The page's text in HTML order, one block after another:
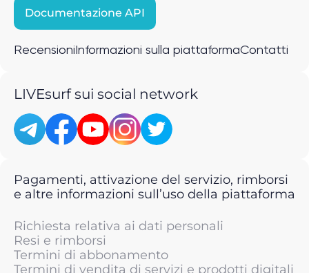
Documentazione API
Recensioni Informazioni sulla piattaformaContatti
LIVEsurf sui social network
Pagamenti, attivazione del servizio, rimborsi
e altre informazioni sull’uso della piattaforma
Richiesta relativa ai dati personali
Resi e rimborsi
Termini di abbonamento
Termini di vendita di servizi e prodotti digitali